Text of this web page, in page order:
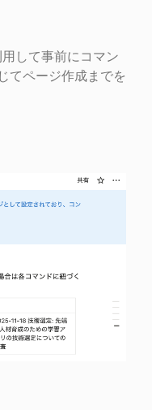
して事前にコマン
てページ作成までを